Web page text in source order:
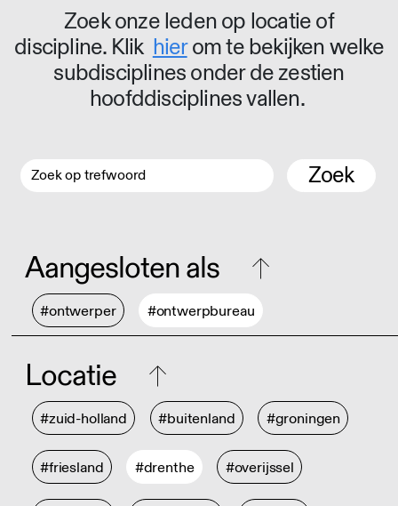
Zoek onze leden op locatie of
discipline. Klik hierom te bekijken welke
subdisciplines onder de zestien
hoofddisciplines vallen.
Zoek
Aangesloten als
#ontwerper #ontwerpbureau
Locatie
#zuid-holland #buitenland #groningen
#friesland #drenthe #overijssel